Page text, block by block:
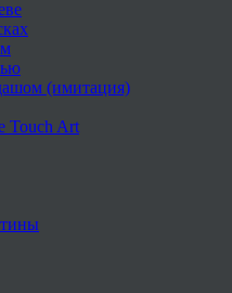
(имитация)
Touch Art